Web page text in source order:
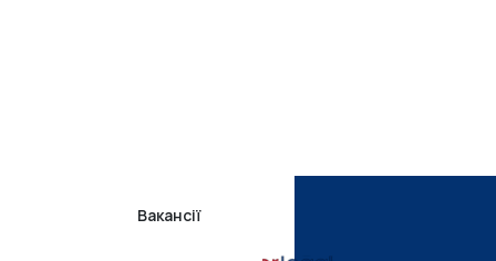
Вакансії